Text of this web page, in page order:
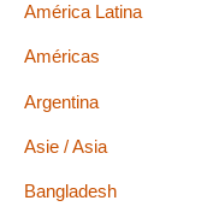
América Latina
Américas
Argentina
Asie / Asia
Bangladesh